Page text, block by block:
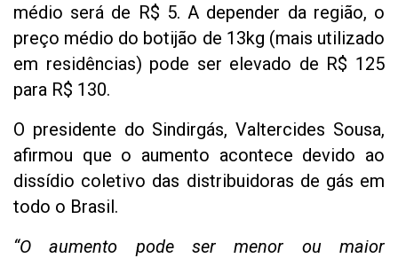
médio será de R$ 5. A depender da região, o
preço médio do botijão de 13kg (mais utilizado
em residências) pode ser elevado de R$ 125
para R$ 130.
O presidente do Sindirgás, Valtercides Sousa,
afirmou que o aumento acontece devido ao
dissídio coletivo das distribuidoras de gás em
todo o Brasil.
“O aumento pode ser menor ou maior